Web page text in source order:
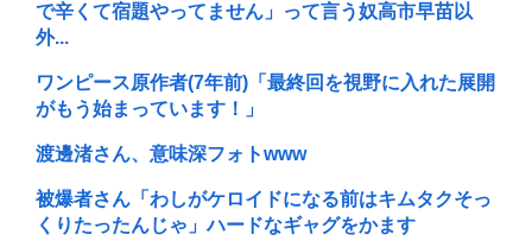
で辛くて宿題やってません」って言う奴高市早苗以
外...
ワンピース原作者(7年前)「最終回を視野に入れた展開
がもう始まっています！」
渡邊渚さん、意味深フォトwww
被爆者さん「わしがケロイドになる前はキムタクそっ
くりたったんじゃ」ハードなギャグをかます